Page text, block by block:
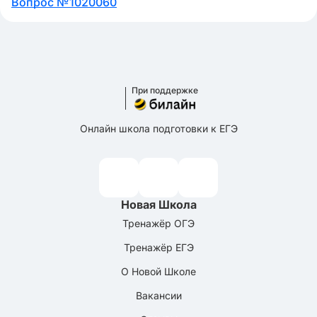
через рот
Как правильно выбирать обувь для занятий спортом?
A. Покупать слишком тесные кроссовки B. Выбирать
обувь на размер больше C. Покупать узкую обувь для
Что такое аэробика? A. Вид спорта, включающий
Упражнения для развития мышц D. Вид тяжелой
Сколько кругов стадиона обычно составляет 1 км? A.
При поддержке
Онлайн школа подготовки к ЕГЭ
Новая Школа
Тренажёр ОГЭ
Тренажёр ЕГЭ
О Новой Школе
Вакансии